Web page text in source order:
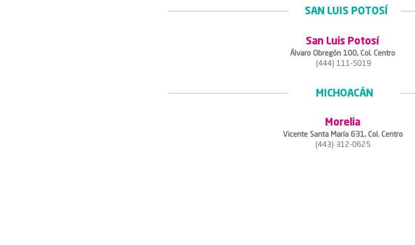
SAN LUIS POTOSÍ
San Luis Potosí
Álvaro Obregón 100, Col. Centro
(444) 111-5019
MICHOACÁN
Morelia
Vicente Santa María 631, Col. Centro
(443) 312-0625